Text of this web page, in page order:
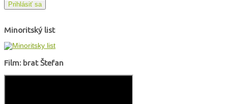
Prihlásiť sa
Minoritský list
Film: brat Štefan